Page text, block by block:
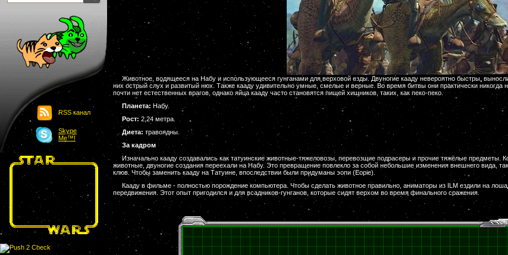
8 bit
Юмор
Картинки-приколы
Download
Links
Обмен баннерами
О проекте
Обьявления
Чат
RSS канал
Skype
Me™!
Животное, водящееся на Набу и использующееся гунганами для верховой езды. Двуногие кааду невероятно быстры,
них острый слух и развитый нюх. Также кааду удивительно умные, смелые и верные. Во время битвы они практически никогда
почти нет естественных врагов, однако яйца кааду часто становятся пищей хищников, таких, как пеко-пеко.
Планета: Набу.
Рост: 2,24 метра.
Диета: травоядны.
За кадром
Изначально кааду создавались как татуинские животные-тяжеловозы, перевозщие подрасеры и прочие тяжёлые предметы.
животные, двуногие создания переехали на Набу. Это превращение повлекло за собой небольшие изменения внешнего вида,
клюв. Чтобы заменить кааду на Татуине, впоследствии были придуманы эопи (Eopie).
Кааду в фильме - полностью порождение компьютера. Чтобы сделать животное правильно, аниматоры из ILM ездили на
передвижения. Этот опыт пригодился и для всадников-гунганов, которые сидят верхом во время финального сражения.